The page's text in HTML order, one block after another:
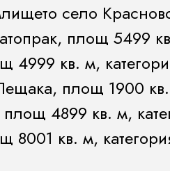
село
площ 5499
4999 кв. м,
площ 1900 кв.
4899 кв. м,
8001 кв. м,